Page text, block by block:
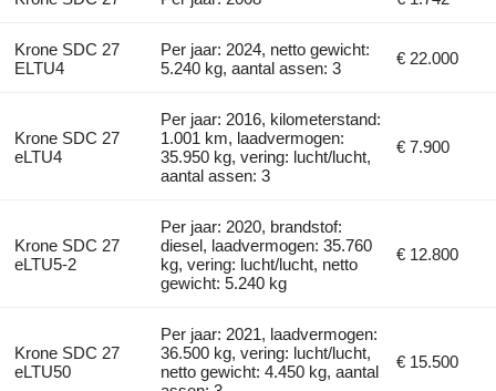
Krone SDC 27
ELTU4
Per jaar: 2024, netto gewicht:
5.240 kg, aantal assen: 3
€ 22.000
Krone SDC 27
eLTU4
Per jaar: 2016, kilometerstand:
1.001 km, laadvermogen:
35.950 kg, vering: lucht/lucht,
aantal assen: 3
€ 7.900
Krone SDC 27
eLTU5-2
Per jaar: 2020, brandstof:
diesel, laadvermogen: 35.760
kg, vering: lucht/lucht, netto
gewicht: 5.240 kg
€ 12.800
Krone SDC 27
eLTU50
Per jaar: 2021, laadvermogen:
36.500 kg, vering: lucht/lucht,
netto gewicht: 4.450 kg, aantal
€ 15.500